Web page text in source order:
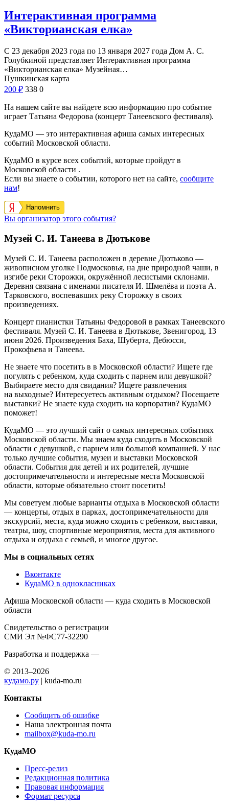
Интерактивная программа
«Викторианская елка»
С 23 декабря 2023 года по 13 января 2027 года Дом А. С.
Голубкиной представляет Интерактивная программа
«Викторианская елка» Музейная…
Пушкинская карта
200 ₽ 338 0
На нашем сайте вы найдете всю информацию про событие
играет Татьяна Федорова (концерт Танеевского фестиваля).
КудаМО — это интерактивная афиша самых интересных
событий Московской области.
КудаМО в курсе всех событий, которые пройдут в
Московской области .
Если вы знаете о событии, которого нет на сайте, сообщите
нам!
Напомнить
Вы организатор этого события?
Музей С. И. Танеева в Дютькове
Музей С. И. Танеева расположен в деревне Дютьково —
живописном уголке Подмосковья, на дне природной чаши, в
изгибе реки Сторожки, окружённой лесистыми склонами.
Деревня связана с именами писателя И. Шмелёва и поэта А.
Тарковского, воспевавших реку Сторожку в своих
произведениях.
Концерт пианистки Татьяны Федоровой в рамках Танеевского
фестиваля. Музей С. И. Танеева в Дютькове, Звенигород, 13
июня 2026. Произведения Баха, Шуберта, Дебюсси,
Прокофьева и Танеева.
Не знаете что посетить в в Московской области? Ищете где
погулять с ребенком, куда сходить с парнем или девушкой?
Выбираете место для свидания? Ищете развлечения
на выходные? Интересуетесь активным отдыхом? Посещаете
выставки? Не знаете куда сходить на корпоратив? КудаМО
поможет!
КудаМО — это лучший сайт о самых интересных событиях
Московской области. Мы знаем куда сходить в Московской
области с девушкой, с парнем или большой компанией. У нас
только лучшие события, музеи и выставки Московской
области. События для детей и их родителей, лучшие
достопримечательности и интересные места Московской
области, которые обязательно стоит посетить!
Мы советуем любые варианты отдыха в Московской области
— концерты, отдых в парках, достопримечательности для
экскурсий, места, куда можно сходить с ребенком, выставки,
театры, шоу, спортивные мероприятия, места для активного
отдыха и отдыха с семьей, и многое другое.
Мы в социальных сетях
Вконтакте
КудаМО в однокласниках
Афиша Московской области — куда сходить в Московской
области
Свидетельство о регистрации
СМИ Эл №ФС77-32290
Разработка и поддержка —
© 2013–2026
кудамо.ру | kuda-mo.ru
Контакты
Сообщить об ошибке
Наша электронная почта
mailbox@kuda-mo.ru
КудаМО
Пресс-релиз
Редакционная политика
Правовая информация
Формат ресурса